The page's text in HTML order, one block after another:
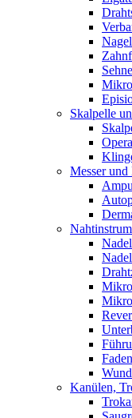
Skalpelle
Messer und
Kanülen,